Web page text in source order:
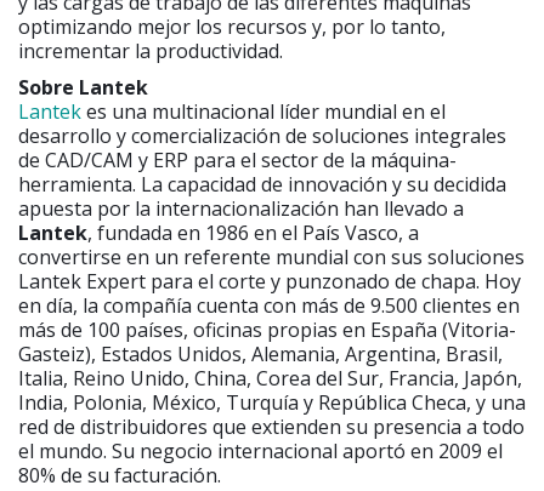
optimizando mejor los recursos y, por lo tanto,
incrementar la productividad.
Sobre Lantek
Lantekes una multinacional líder mundial en el
desarrollo y comercialización de soluciones integrales
de CAD/CAM y ERP para el sector de la máquina-
herramienta. La capacidad de innovación y su decidida
apuesta por la internacionalización han llevado a
Lantek, fundada en 1986 en el País Vasco, a
convertirse en un referente mundial con sus soluciones
Lantek Expert para el corte y punzonado de chapa. Hoy
en día, la compañía cuenta con más de 9.500 clientes en
más de 100 países, oficinas propias en España (Vitoria-
Gasteiz), Estados Unidos, Alemania, Argentina, Brasil,
Italia, Reino Unido, China, Corea del Sur, Francia, Japón,
India, Polonia, México, Turquía y República Checa, y una
red de distribuidores que extienden su presencia a todo
el mundo. Su negocio internacional aportó en 2009 el
80% de su facturación.